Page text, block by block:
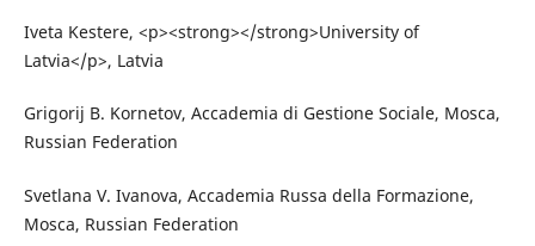
Iveta Kestere, <p><strong></strong>University of
Latvia</p>, Latvia
Grigorij B. Kornetov, Accademia di Gestione Sociale, Mosca,
Russian Federation
Svetlana V. Ivanova, Accademia Russa della Formazione,
Mosca, Russian Federation